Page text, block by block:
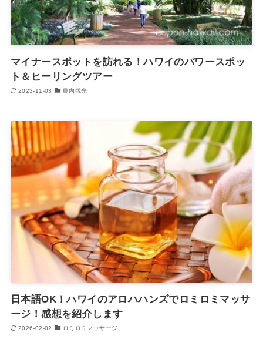
マイナースポットを訪れる！ハワイのパワースポッ
ト＆ヒーリングツアー
2023-11-03 島内観光
日本語OK！ハワイのアロハハンズでロミロミマッサ
ージ！感想を紹介します
2026-02-02 ロミロミマッサージ